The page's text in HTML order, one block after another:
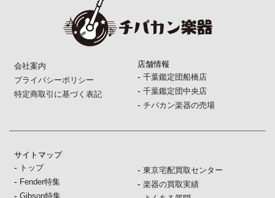
会社案内
プライバシーポリシー
特定商取引に基づく表記
店舗情報
- 千葉鑑定団船橋店
- 千葉鑑定団中央店
- チバカン楽器の売場
サイトマップ
- トップ
- Fender特集
-Gibson特集
- 東京宅配買取センター
- 楽器の買取実績